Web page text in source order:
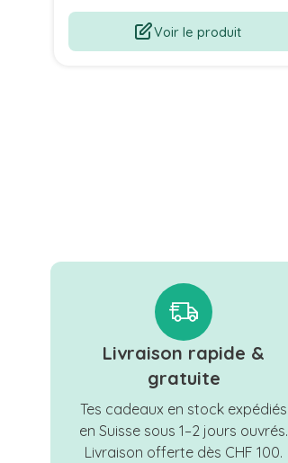
Voir le produit
Livraison rapide &
gratuite
Tes cadeaux en stock expédiés
en Suisse sous 1–2 jours ouvrés.
Livraison offerte dès CHF 100.